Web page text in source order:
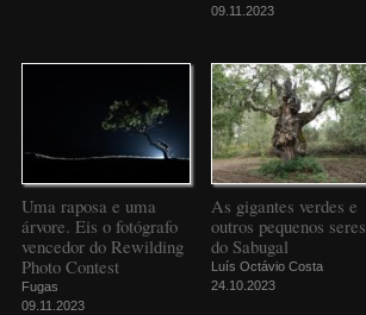
09.11.2023
Uma raposa e uma
árvore. Eis o fotógrafo
vencedor do Rewilding
Photo Contest
Fugas
09.11.2023
As gigantes verdes e
outros pequenos seres
do Sabugal
Luís Octávio Costa
24.10.2023